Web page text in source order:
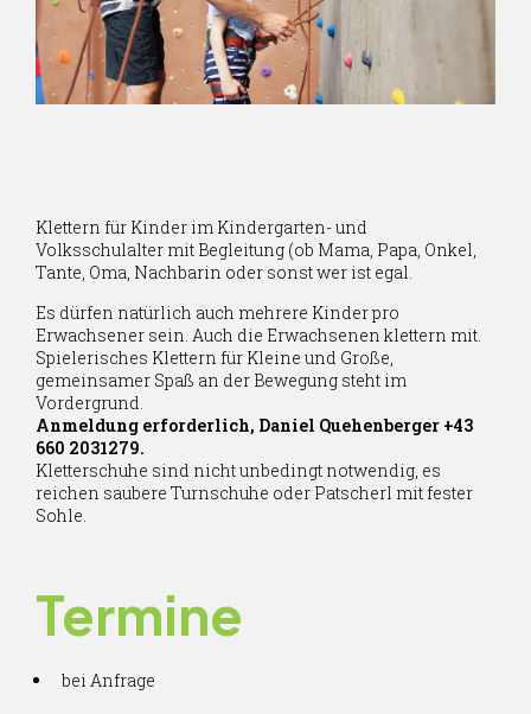
Klettern für Kinder im Kindergarten- und
Volksschulalter mit Begleitung (ob Mama, Papa, Onkel,
Tante, Oma, Nachbarin oder sonst wer ist egal.
Es dürfen natürlich auch mehrere Kinder pro
Erwachsener sein. Auch die Erwachsenen klettern mit.
Spielerisches Klettern für Kleine und Große,
gemeinsamer Spaß an der Bewegung steht im
Vordergrund.
Anmeldung erforderlich, Daniel Quehenberger +43
660 2031279.
Kletterschuhe sind nicht unbedingt notwendig, es
reichen saubere Turnschuhe oder Patscherl mit fester
Sohle.
Termine
bei Anfrage